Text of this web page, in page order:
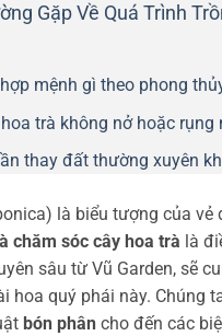
Gặp Về Quá Trình
mệnh gì theo phong
trà không nở hoặc rụng
thay đất thường xuyên
là biểu tượng của
chăm sóc cây hoa trà là
sâu từ Vũ Garden, sẽ
hoa quý phái này. Chúng
bón phân cho đến các